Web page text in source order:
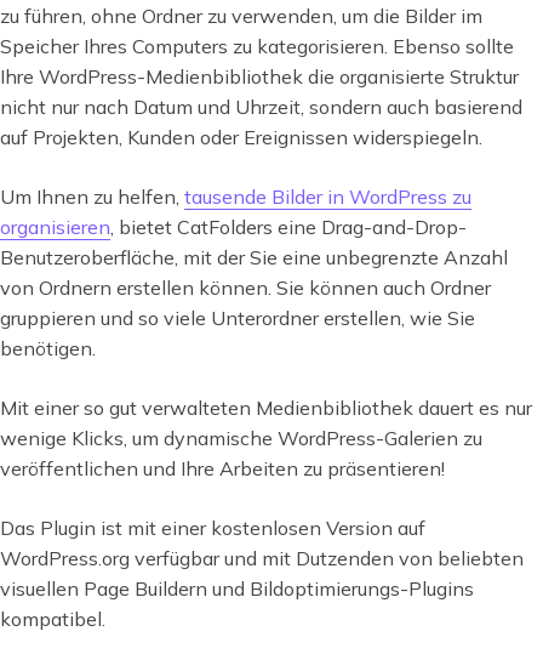
zu führen, ohne Ordner zu verwenden, um die Bilder im
Speicher Ihres Computers zu kategorisieren. Ebenso sollte
Ihre WordPress-Medienbibliothek die organisierte Struktur
nicht nur nach Datum und Uhrzeit, sondern auch basierend
auf Projekten, Kunden oder Ereignissen widerspiegeln.
Um Ihnen zu helfen, tausende Bilder in WordPress zu
organisieren, bietet CatFolders eine Drag-and-Drop-
Benutzeroberfläche, mit der Sie eine unbegrenzte Anzahl
von Ordnern erstellen können. Sie können auch Ordner
gruppieren und so viele Unterordner erstellen, wie Sie
benötigen.
Mit einer so gut verwalteten Medienbibliothek dauert es nur
wenige Klicks, um dynamische WordPress-Galerien zu
veröffentlichen und Ihre Arbeiten zu präsentieren!
Das Plugin ist mit einer kostenlosen Version auf
WordPress.org verfügbar und mit Dutzenden von beliebten
visuellen Page Buildern und Bildoptimierungs-Plugins
kompatibel.